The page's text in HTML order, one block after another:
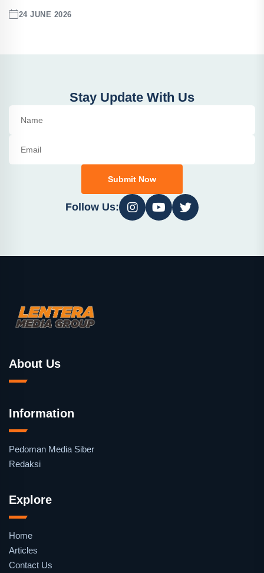
24 JUNE 2026
Stay Update With Us
Submit Now
Follow Us:
About Us
Information
Pedoman Media Siber
Redaksi
Explore
Home
Articles
Contact Us